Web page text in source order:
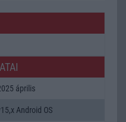
április
Android OS